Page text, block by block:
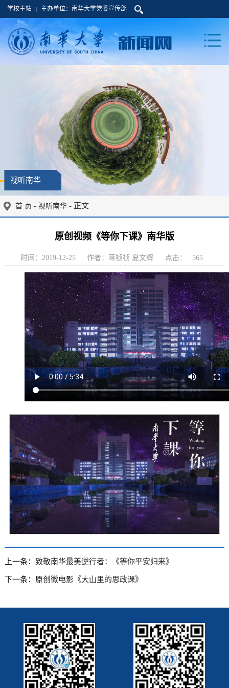
学校主站 | 主办单位：南华大学党委宣传部
视听南华
首 页 - 视听南华 - 正文
原创视频《等你下课》南华版
时间：2019-12-25 作者：蒋桢桢 夏文辉 点击： 565
上一条： 致敬南华最美逆行者：《等你平安归来》
下一条： 原创微电影《大山里的思政课》